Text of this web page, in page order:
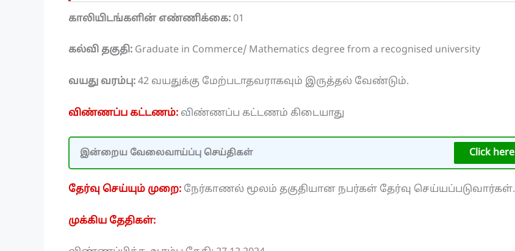
காலியிடங்களின் எண்ணிக்கை: 01
கல்வி தகுதி: Graduate in Commerce/ Mathematics degree from a recognised university
வயது வரம்பு: 42 வயதுக்கு மேற்படாதவராகவும் இருத்தல் வேண்டும்.
விண்ணப்ப கட்டணம்: விண்ணப்ப கட்டணம் கிடையாது
இன்றைய வேலைவாய்ப்பு செய்திகள் Click here
தேர்வு செய்யும் முறை: நேர்காணல் மூலம் தகுதியான நபர்கள் தேர்வு செய்யப்படுவார்கள்.
முக்கிய தேதிகள்: